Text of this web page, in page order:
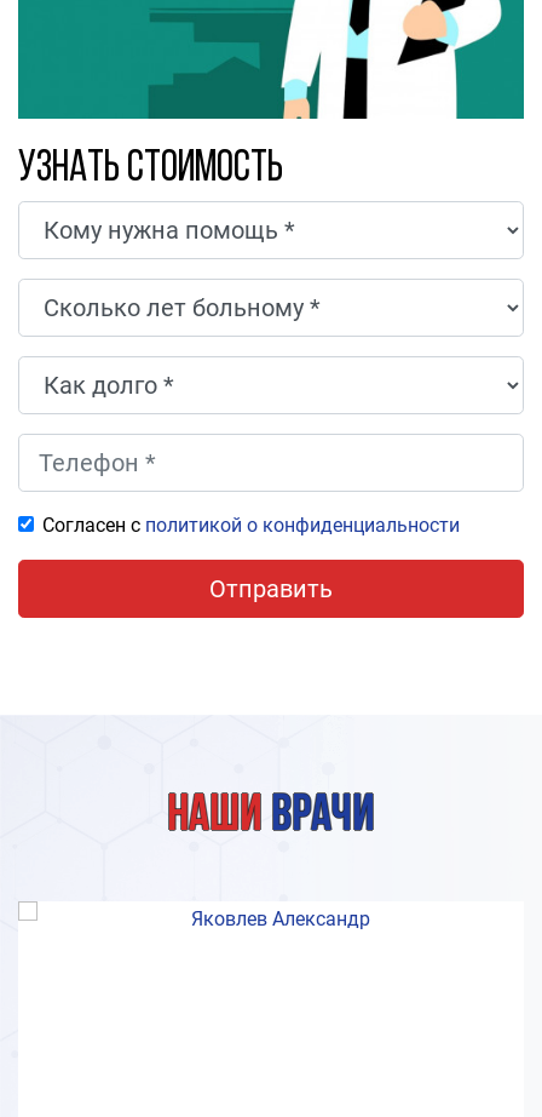
Узнать стоимость
Согласен с политикой о конфиденциальности
Отправить
Наши врачи